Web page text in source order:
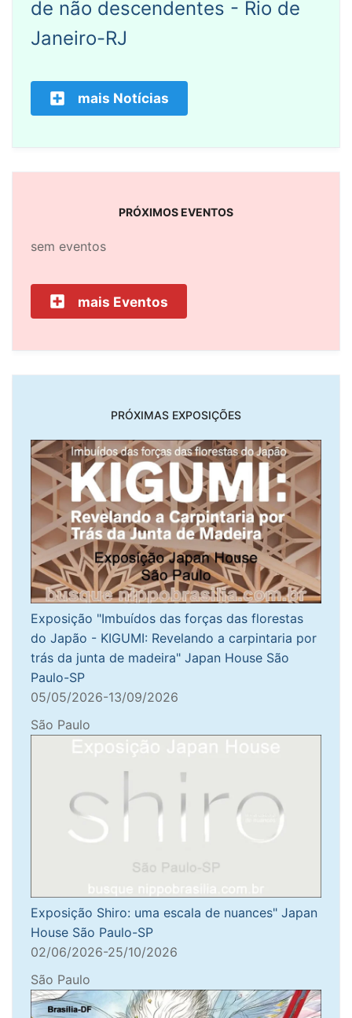
de não descendentes - Rio de
Janeiro-RJ
mais Notícias
PRÓXIMOS EVENTOS
sem eventos
mais Eventos
PRÓXIMAS EXPOSIÇÕES
Exposição "Imbuídos das forças das florestas
do Japão - KIGUMI: Revelando a carpintaria por
trás da junta de madeira" Japan House São
Paulo-SP
05/05/2026-13/09/2026
São Paulo
Exposição Shiro: uma escala de nuances" Japan
House São Paulo-SP
02/06/2026-25/10/2026
São Paulo